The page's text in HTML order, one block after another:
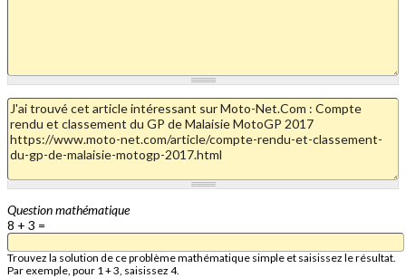
Question mathématique
8 + 3 =
Trouvez la solution de ce problème mathématique simple et saisissez le résultat.
Par exemple, pour 1 + 3, saisissez 4.